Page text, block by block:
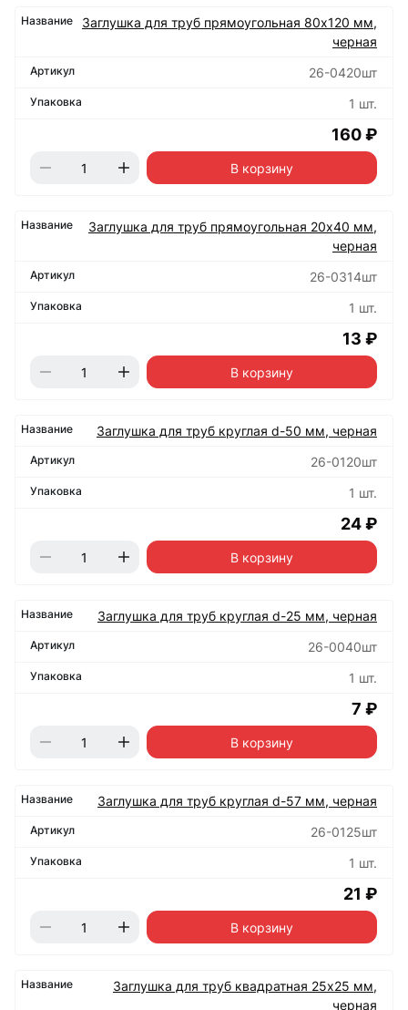
Заглушка для труб прямоугольная 80х120 мм,
черная
26-0420шт
1 шт.
160 ₽
В корзину
Заглушка для труб прямоугольная 20х40 мм,
черная
26-0314шт
1 шт.
13 ₽
В корзину
Заглушка для труб круглая d-50 мм, черная
26-0120шт
1 шт.
24 ₽
В корзину
Заглушка для труб круглая d-25 мм, черная
26-0040шт
1 шт.
7 ₽
В корзину
Заглушка для труб круглая d-57 мм, черная
26-0125шт
1 шт.
21 ₽
В корзину
Заглушка для труб квадратная 25х25 мм,
черная